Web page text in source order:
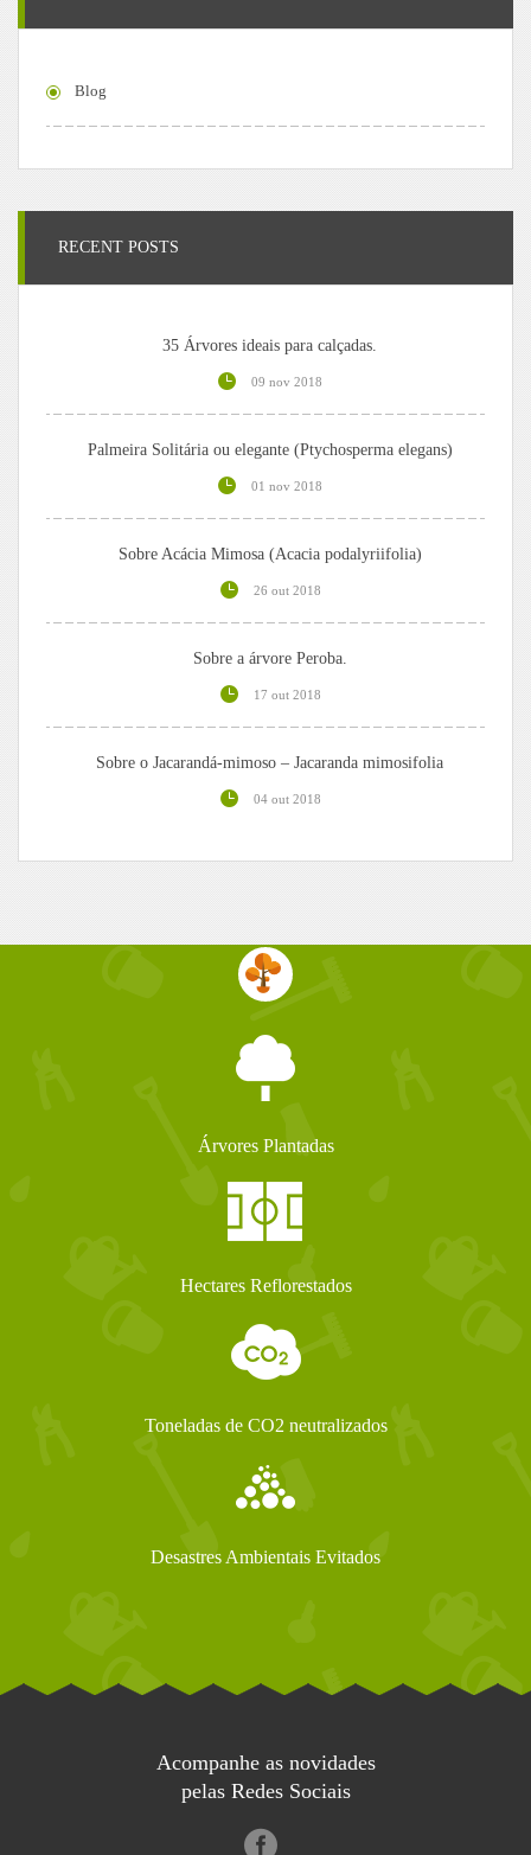
Blog
RECENT POSTS
35 Árvores ideais para calçadas.
09 nov 2018
Palmeira Solitária ou elegante (Ptychosperma elegans)
01 nov 2018
Sobre Acácia Mimosa (Acacia podalyriifolia)
26 out 2018
Sobre a árvore Peroba.
17 out 2018
Sobre o Jacarandá-mimoso – Jacaranda mimosifolia
04 out 2018
Árvores Plantadas
Hectares Reflorestados
Toneladas de CO2 neutralizados
Desastres Ambientais Evitados
Acompanhe as novidades
pelas Redes Sociais